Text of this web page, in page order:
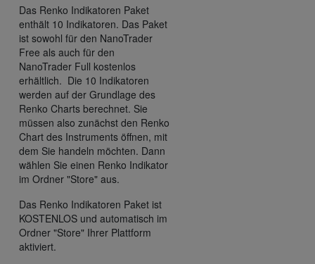
Das Renko Indikatoren Paket
enthält 10 Indikatoren. Das Paket
ist sowohl für den NanoTrader
Free als auch für den
NanoTrader Full kostenlos
erhältlich. Die 10 Indikatoren
werden auf der Grundlage des
Renko Charts berechnet. Sie
müssen also zunächst den Renko
Chart des Instruments öffnen, mit
dem Sie handeln möchten. Dann
wählen Sie einen Renko Indikator
im Ordner "Store" aus.
Das Renko Indikatoren Paket ist
KOSTENLOS und automatisch im
Ordner "Store" Ihrer Plattform
aktiviert.